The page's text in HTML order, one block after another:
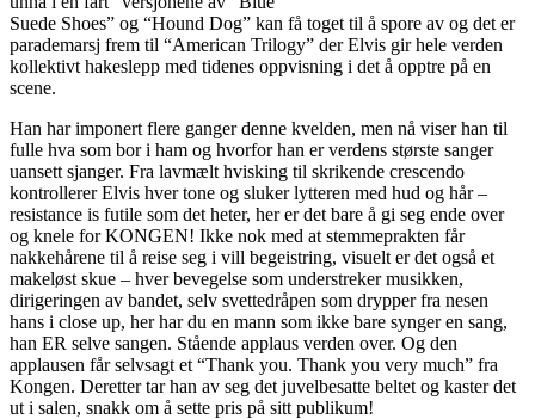
Suede Shoes” og “Hound Dog” kan få toget til å spore av og det er
parademarsj frem til “American Trilogy” der Elvis gir hele verden
kollektivt hakeslepp med tidenes oppvisning i det å opptre på en
scene.
Han har imponert flere ganger denne kvelden, men nå viser han til
fulle hva som bor i ham og hvorfor han er verdens største sanger
uansett sjanger. Fra lavmælt hvisking til skrikende crescendo
kontrollerer Elvis hver tone og sluker lytteren med hud og hår –
resistance is futile som det heter, her er det bare å gi seg ende over
og knele for KONGEN! Ikke nok med at stemmeprakten får
nakkehårene til å reise seg i vill begeistring, visuelt er det også et
makeløst skue – hver bevegelse som understreker musikken,
dirigeringen av bandet, selv svettedråpen som drypper fra nesen
hans i close up, her har du en mann som ikke bare synger en sang,
han ER selve sangen. Stående applaus verden over. Og den
applausen får selvsagt et “Thank you. Thank you very much” fra
Kongen. Deretter tar han av seg det juvelbesatte beltet og kaster det
ut i salen, snakk om å sette pris på sitt publikum!